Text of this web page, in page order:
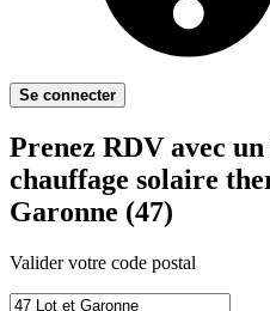
Se connecter
Prenez RDV avec
chauffage solaire
Garonne (47)
Valider votre code postal